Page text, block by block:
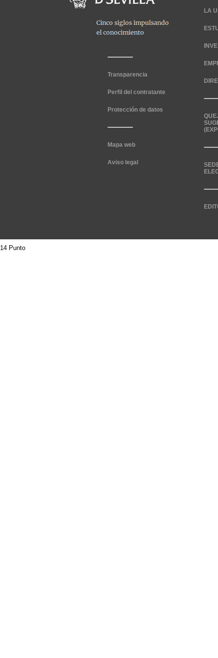
Transparencia
Perfil del contratante
Protección de datos
Mapa web
Aviso legal
LA
14 Punto